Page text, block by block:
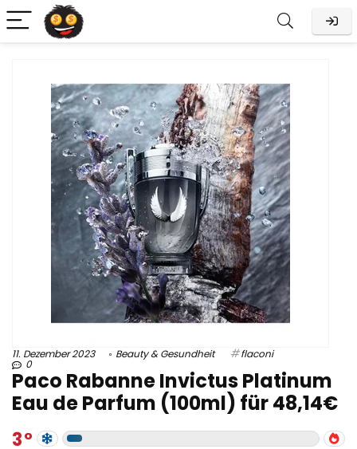
11. Dezember 2023 Beauty & Gesundheit flaconi
0
Paco Rabanne Invictus Platinum
Eau de Parfum (100ml) für 48,14€
3